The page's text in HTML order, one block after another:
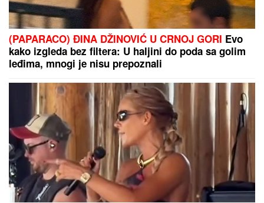
(PAPARACO) ĐINA DŽINOVIĆ U CRNOJ GORI Evo
kako izgleda bez filtera: U haljini do poda sa golim
leđima, mnogi je nisu prepoznali